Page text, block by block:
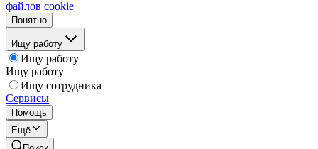
файлов cookie
Понятно
Ищу работу
Ищу работу
Ищу работу
Ищу сотрудника
Сервисы
Помощь
Ещё